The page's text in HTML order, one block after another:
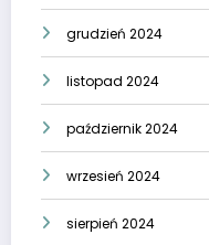
grudzień 2024
listopad 2024
październik 2024
wrzesień 2024
sierpień 2024